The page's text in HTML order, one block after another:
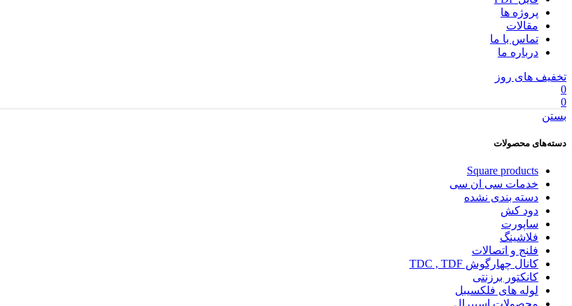
پروژه ها
مقالات
تماس با ما
درباره ما
تخفیف های روز
0
0
بستن
دسته‌های محصولات
Square products
خدمات سی ان سی
دسته بندی نشده
دود کش
ساپورت
فلاشینگ
فلنج و اتصالات
کانال چهارگوش TDC , TDF
کانکتور برزنتی
لوله های فلکسیبل